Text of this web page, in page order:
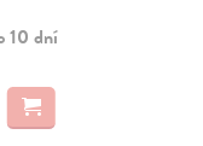
10 dní